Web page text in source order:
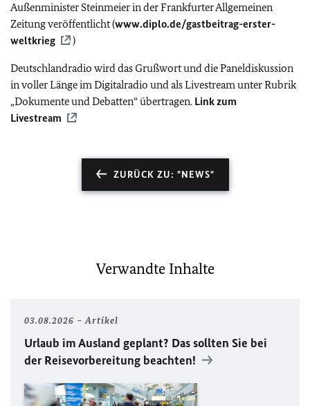
Außenminister Steinmeier in der Frankfurter Allgemeinen
Zeitung veröffentlicht (www.diplo.de/gastbeitrag-erster-
weltkrieg
)
Deutschlandradio wird das Grußwort und die Paneldiskussion
in voller Länge im Digitalradio und als Livestream unter Rubrik
„Dokumente und Debatten“ übertragen. Link zum
Livestream
ZURÜCK ZU: "NEWS"
Verwandte Inhalte
03.08.2026 Artikel
Urlaub im Ausland geplant? Das sollten Sie bei
der Reisevorbereitung beachten!